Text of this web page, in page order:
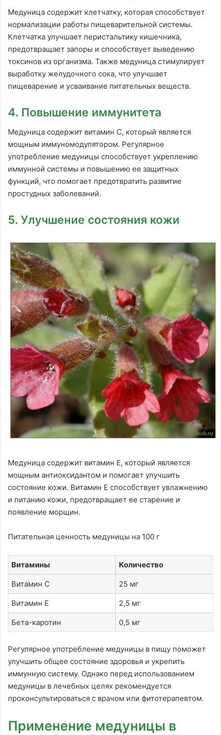
Медуница содержит клетчатку, которая способствует
нормализации работы пищеварительной системы.
Клетчатка улучшает перистальтику кишечника,
предотвращает запоры и способствует выведению
токсинов из организма. Также медуница стимулирует
выработку желудочного сока, что улучшает
пищеварение и усваивание питательных веществ.
4. Повышение иммунитета
Медуница содержит витамин С, который является
мощным иммуномодулятором. Регулярное
употребление медуницы способствует укреплению
иммунной системы и повышению ее защитных
функций, что помогает предотвратить развитие
простудных заболеваний.
5. Улучшение состояния кожи
Медуница содержит витамин Е, который является
мощным антиоксидантом и помогает улучшить
состояние кожи. Витамин Е способствует увлажнению
и питанию кожи, предотвращает ее старение и
появление морщин.
Питательная ценность медуницы на 100 г
Витамины Количество
Витамин С 25 мг
Витамин Е 2,5 мг
Бета-каротин 0,5 мг
Регулярное употребление медуницы в пищу поможет
улучшить общее состояние здоровья и укрепить
иммунную систему. Однако перед использованием
медуницы в лечебных целях рекомендуется
проконсультироваться с врачом или фитотерапевтом.
Применение медуницы в